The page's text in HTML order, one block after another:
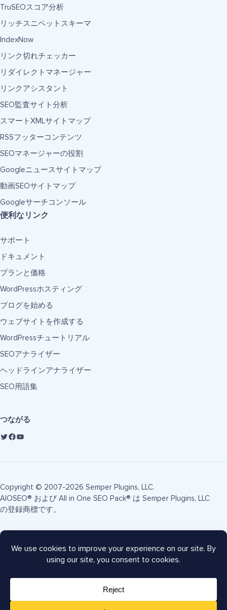
TruSEOスコア分析
リッチスニペットスキーマ
IndexNow
リンク切れチェッカー
リダイレクトマネージャー
リンクアシスタント
SEO監査サイト分析
スマートXMLサイトマップ
RSSフッターコンテンツ
SEOマネージャーの役割
Googleニュースサイトマップ
動画SEOサイトマップ
Googleサーチコンソール
便利なリンク
サポート
ドキュメント
プランと価格
WordPressホスティング
ブログを始める
ウェブサイトを作成する
WordPressチュートリアル
SEOアナライザー
ヘッドラインアナライザー
SEO用語集
つながる
Copyright © 2007-2026 Semper Plugins, LLC.
AIOSEO® および All in One SEO Pack® は Semper Plugins, LLC
の登録商標です。
利用規約
AIOSEOクーポン